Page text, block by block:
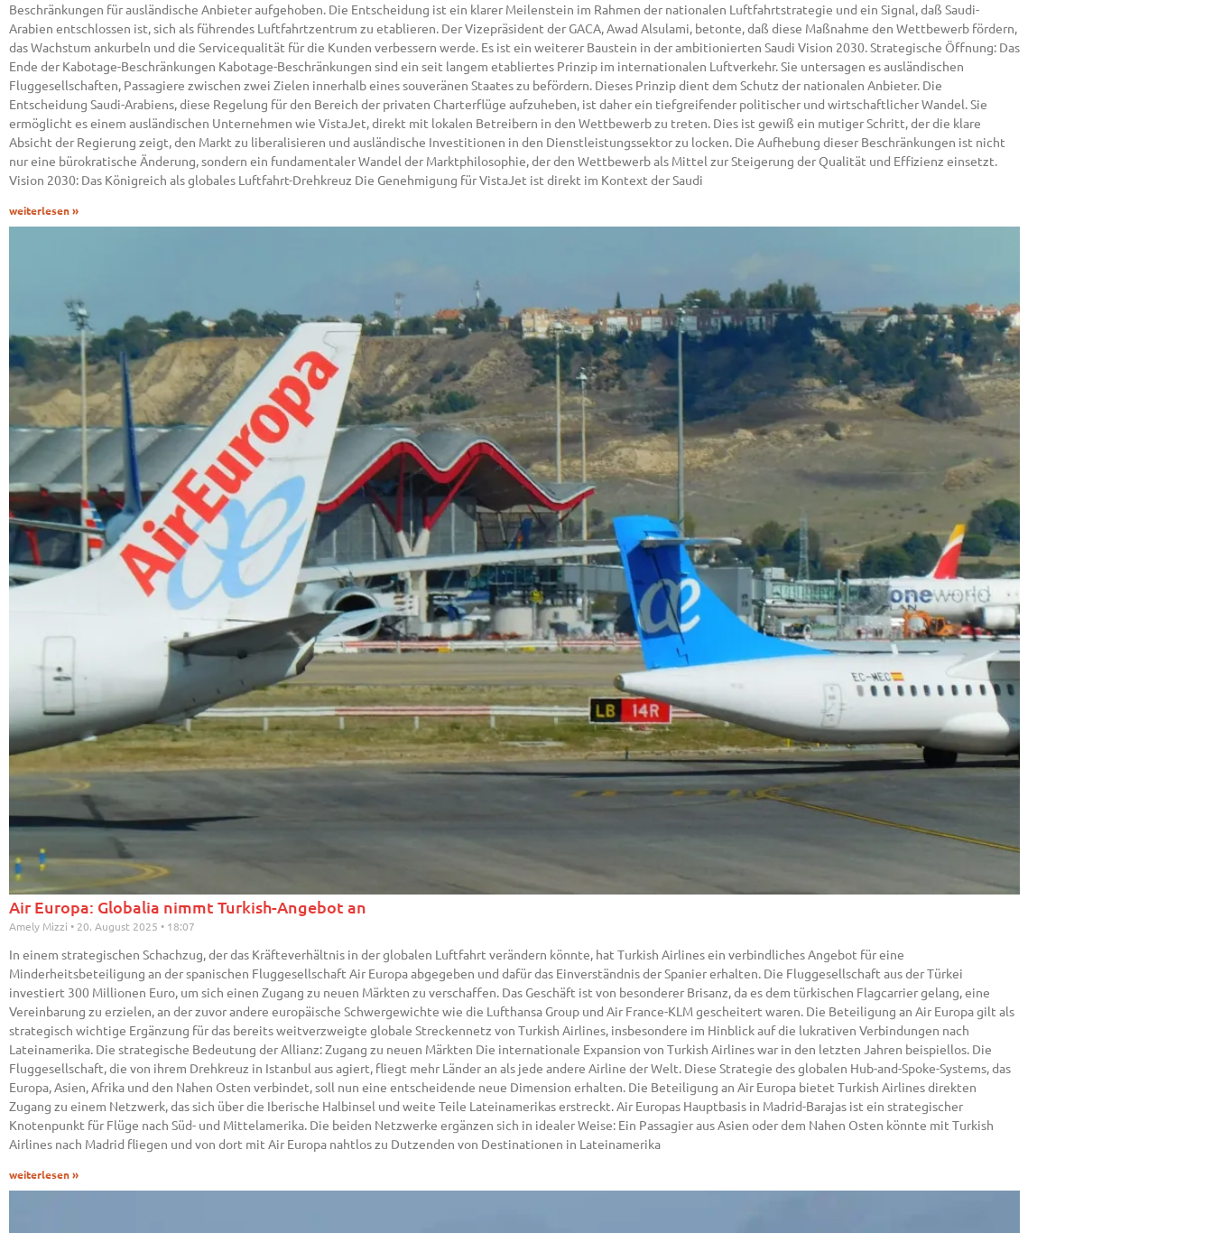
Beschränkungen für ausländische Anbieter aufgehoben. Die Entscheidung ist ein klarer Meilenstein im Rahmen der nationalen Luftfahrtstrategie und ein Signal, daß Saudi-
Arabien entschlossen ist, sich als führendes Luftfahrtzentrum zu etablieren. Der Vizepräsident der GACA, Awad Alsulami, betonte, daß diese Maßnahme den Wettbewerb fördern,
das Wachstum ankurbeln und die Servicequalität für die Kunden verbessern werde. Es ist ein weiterer Baustein in der ambitionierten Saudi Vision 2030. Strategische Öffnung: Das
Ende der Kabotage-Beschränkungen Kabotage-Beschränkungen sind ein seit langem etabliertes Prinzip im internationalen Luftverkehr. Sie untersagen es ausländischen
Fluggesellschaften, Passagiere zwischen zwei Zielen innerhalb eines souveränen Staates zu befördern. Dieses Prinzip dient dem Schutz der nationalen Anbieter. Die
Entscheidung Saudi-Arabiens, diese Regelung für den Bereich der privaten Charterflüge aufzuheben, ist daher ein tiefgreifender politischer und wirtschaftlicher Wandel. Sie
ermöglicht es einem ausländischen Unternehmen wie VistaJet, direkt mit lokalen Betreibern in den Wettbewerb zu treten. Dies ist gewiß ein mutiger Schritt, der die klare
Absicht der Regierung zeigt, den Markt zu liberalisieren und ausländische Investitionen in den Dienstleistungssektor zu locken. Die Aufhebung dieser Beschränkungen ist nicht
nur eine bürokratische Änderung, sondern ein fundamentaler Wandel der Marktphilosophie, der den Wettbewerb als Mittel zur Steigerung der Qualität und Effizienz einsetzt.
Vision 2030: Das Königreich als globales Luftfahrt-Drehkreuz Die Genehmigung für VistaJet ist direkt im Kontext der Saudi
weiterlesen »
Air Europa: Globalia nimmt Turkish-Angebot an
Amely Mizzi 20. August 2025 18:07
In einem strategischen Schachzug, der das Kräfteverhältnis in der globalen Luftfahrt verändern könnte, hat Turkish Airlines ein verbindliches Angebot für eine
Minderheitsbeteiligung an der spanischen Fluggesellschaft Air Europa abgegeben und dafür das Einverständnis der Spanier erhalten. Die Fluggesellschaft aus der Türkei
investiert 300 Millionen Euro, um sich einen Zugang zu neuen Märkten zu verschaffen. Das Geschäft ist von besonderer Brisanz, da es dem türkischen Flagcarrier gelang, eine
Vereinbarung zu erzielen, an der zuvor andere europäische Schwergewichte wie die Lufthansa Group und Air France-KLM gescheitert waren. Die Beteiligung an Air Europa gilt als
strategisch wichtige Ergänzung für das bereits weitverzweigte globale Streckennetz von Turkish Airlines, insbesondere im Hinblick auf die lukrativen Verbindungen nach
Lateinamerika. Die strategische Bedeutung der Allianz: Zugang zu neuen Märkten Die internationale Expansion von Turkish Airlines war in den letzten Jahren beispiellos. Die
Fluggesellschaft, die von ihrem Drehkreuz in Istanbul aus agiert, fliegt mehr Länder an als jede andere Airline der Welt. Diese Strategie des globalen Hub-and-Spoke-Systems, das
Europa, Asien, Afrika und den Nahen Osten verbindet, soll nun eine entscheidende neue Dimension erhalten. Die Beteiligung an Air Europa bietet Turkish Airlines direkten
Zugang zu einem Netzwerk, das sich über die Iberische Halbinsel und weite Teile Lateinamerikas erstreckt. Air Europas Hauptbasis in Madrid-Barajas ist ein strategischer
Knotenpunkt für Flüge nach Süd- und Mittelamerika. Die beiden Netzwerke ergänzen sich in idealer Weise: Ein Passagier aus Asien oder dem Nahen Osten könnte mit Turkish
Airlines nach Madrid fliegen und von dort mit Air Europa nahtlos zu Dutzenden von Destinationen in Lateinamerika
weiterlesen »